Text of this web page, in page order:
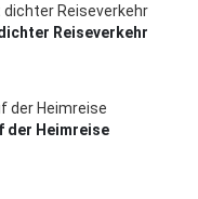
Reiseverkehr
der Heimreise